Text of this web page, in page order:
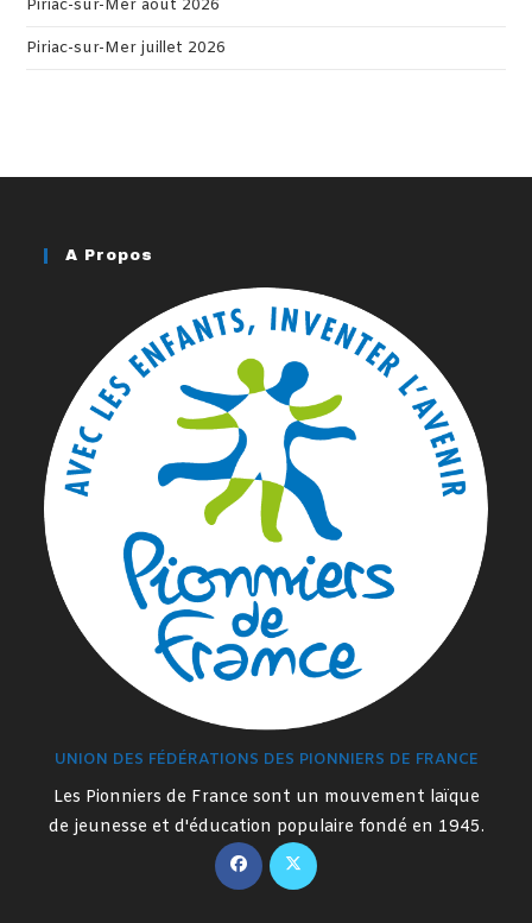
Piriac-sur-Mer août 2026
Piriac-sur-Mer juillet 2026
A Propos
UNION DES FÉDÉRATIONS DES PIONNIERS DE FRANCE
Les Pionniers de France sont un mouvement laïque
de jeunesse et d'éducation populaire fondé en 1945.
S’ouvre
dans
S’ouvre